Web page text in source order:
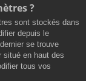
?
sont stockés dans
depuis le
se trouve
situé en haut des
tous vos